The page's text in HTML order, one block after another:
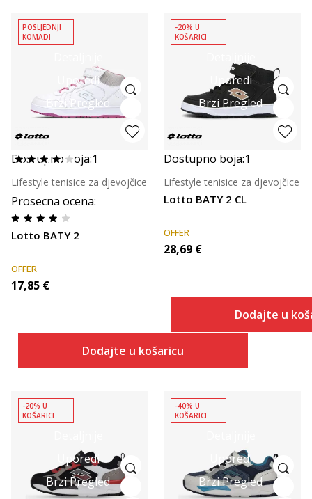
Uporedi
Brzi Pregled
POSLJEDNJI
KOMADI
Dostupno boja:1
Prosecna ocena:
Lotto BATY 2
Lifestyle tenisice za djevojčice
OFFER
17,85 €
Dodajte u košaricu
Uporedi
Brzi Pregled
-20% U
KOŠARICI
Dostupno boja:1
Lotto BATY 2 CL
Lifestyle tenisice za djevojčice
OFFER
28,69 €
Dodajte u
Uporedi
Brzi Pregled
-20% U
KOŠARICI
Uporedi
Brzi Pregled
-40% U
KOŠARICI